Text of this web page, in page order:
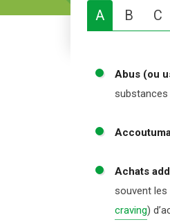
A B C
Abus (ou
substances
Achats
souvent
craving)